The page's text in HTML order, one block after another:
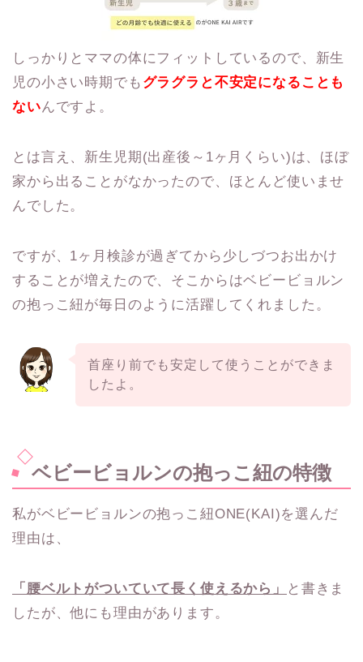
しっかりとママの体にフィットしているので、新生
児の小さい時期でも グラグラと不安定になることも
ないんですよ。
とは言え、新生児期(出産後～1ヶ月くらい)は、ほぼ
家から出ることがなかったので、ほとんど使いませ
んでした。
ですが、1ヶ月検診が過ぎてから少しづつお出かけ
することが増えたので、そこからはベビービョルン
の抱っこ紐が毎日のように活躍してくれました。
首座り前でも安定して使うことができま
したよ。
ベビービョルンの抱っこ紐の特徴
私がベビービョルンの抱っこ紐ONE(KAI)を選んだ
理由は、
「腰ベルトがついていて長く使えるから」
と書きま
したが、他にも理由があります。